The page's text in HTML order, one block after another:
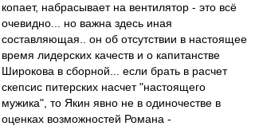
копает, набрасывает на вентилятор - это всё
очевидно... но важна здесь иная
составляющая.. он об отсутствии в настоящее
время лидерских качеств и о капитанстве
Широкова в сборной... если брать в расчет
скепсис питерских насчет "настоящего
мужика", то Якин явно не в одиночестве в
оценках возможностей Романа -